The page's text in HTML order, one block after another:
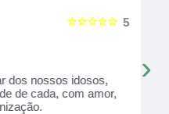
5
☆☆☆☆☆
dos nossos idosos,
de cada, com amor,
›